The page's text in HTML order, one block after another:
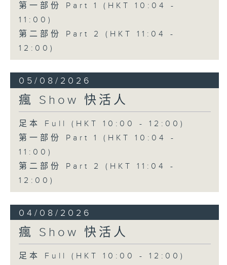
第一部份 Part 1 (HKT 10:04 -
11:00)
第二部份 Part 2 (HKT 11:04 -
12:00)
05/08/2026
瘋 Show 快活人
足本 Full (HKT 10:00 - 12:00)
第一部份 Part 1 (HKT 10:04 -
11:00)
第二部份 Part 2 (HKT 11:04 -
12:00)
04/08/2026
瘋 Show 快活人
足本 Full (HKT 10:00 - 12:00)